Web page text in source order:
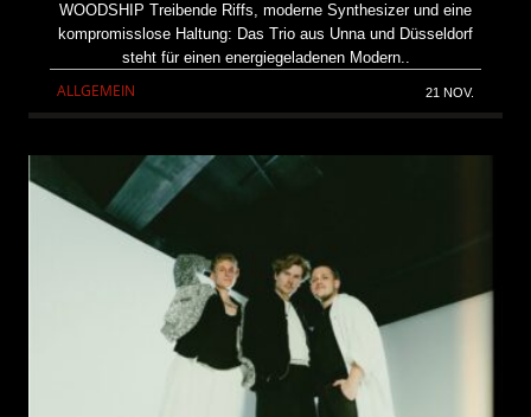
WOODSHIP Treibende Riffs, moderne Synthesizer und eine
kompromisslose Haltung: Das Trio aus Unna und Düsseldorf
steht für einen energiegeladenen Modern..
ALLGEMEIN 21 NOV.